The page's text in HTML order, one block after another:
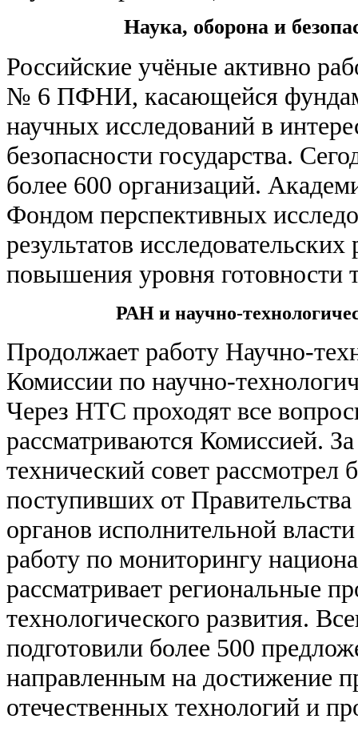
Наука, оборона и
Российские учёные активно
№ 6 ПФНИ, касающейся
научных исследований в
безопасности государства.
более 600 организаций.
Фондом перспективных
результатов
повышения уровня готовности
РАН и научно-
Продолжает работу Научно-
Комиссии по научно-
Через НТС проходят все
рассматриваются Комиссией.
технический совет рассмотрел
поступивших от
органов исполнительной
работу по мониторингу
рассматривает региональные
технологического развития.
подготовили более 500
направленным на достижение
отечественных технологий и